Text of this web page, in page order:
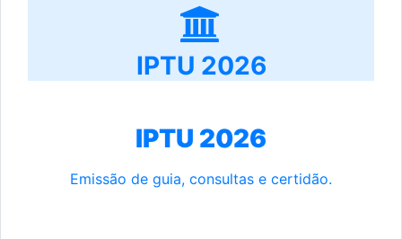
IPTU 2026
IPTU 2026
Emissão de guia, consultas e certidão.